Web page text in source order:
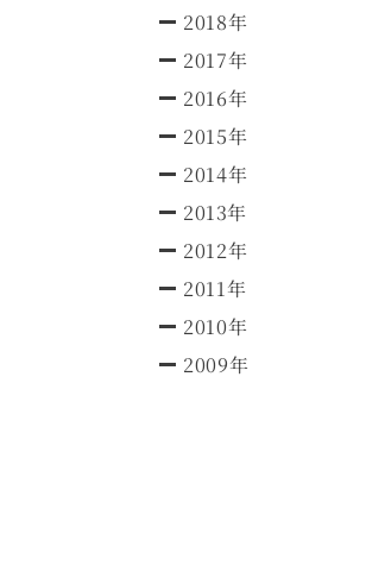
2018年
2017年
2016年
2015年
2014年
2013年
2012年
2011年
2010年
2009年